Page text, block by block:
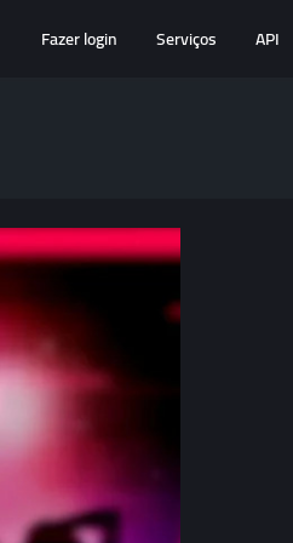
Fazer login Serviços API